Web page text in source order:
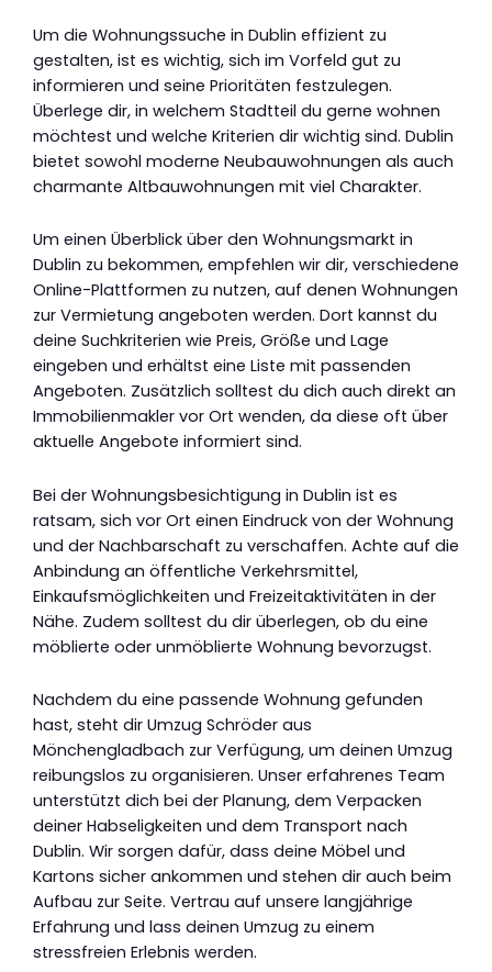
Um die Wohnungssuche in Dublin effizient zu
gestalten, ist es wichtig, sich im Vorfeld gut zu
informieren und seine Prioritäten festzulegen.
Überlege dir, in welchem Stadtteil du gerne wohnen
möchtest und welche Kriterien dir wichtig sind. Dublin
bietet sowohl moderne Neubauwohnungen als auch
charmante Altbauwohnungen mit viel Charakter.
Um einen Überblick über den Wohnungsmarkt in
Dublin zu bekommen, empfehlen wir dir, verschiedene
Online-Plattformen zu nutzen, auf denen Wohnungen
zur Vermietung angeboten werden. Dort kannst du
deine Suchkriterien wie Preis, Größe und Lage
eingeben und erhältst eine Liste mit passenden
Angeboten. Zusätzlich solltest du dich auch direkt an
Immobilienmakler vor Ort wenden, da diese oft über
aktuelle Angebote informiert sind.
Bei der Wohnungsbesichtigung in Dublin ist es
ratsam, sich vor Ort einen Eindruck von der Wohnung
und der Nachbarschaft zu verschaffen. Achte auf die
Anbindung an öffentliche Verkehrsmittel,
Einkaufsmöglichkeiten und Freizeitaktivitäten in der
Nähe. Zudem solltest du dir überlegen, ob du eine
möblierte oder unmöblierte Wohnung bevorzugst.
Nachdem du eine passende Wohnung gefunden
hast, steht dir Umzug Schröder aus
Mönchengladbach zur Verfügung, um deinen Umzug
reibungslos zu organisieren. Unser erfahrenes Team
unterstützt dich bei der Planung, dem Verpacken
deiner Habseligkeiten und dem Transport nach
Dublin. Wir sorgen dafür, dass deine Möbel und
Kartons sicher ankommen und stehen dir auch beim
Aufbau zur Seite. Vertrau auf unsere langjährige
Erfahrung und lass deinen Umzug zu einem
stressfreien Erlebnis werden.